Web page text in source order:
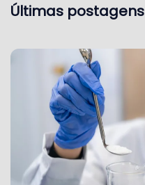
Últimas postagens